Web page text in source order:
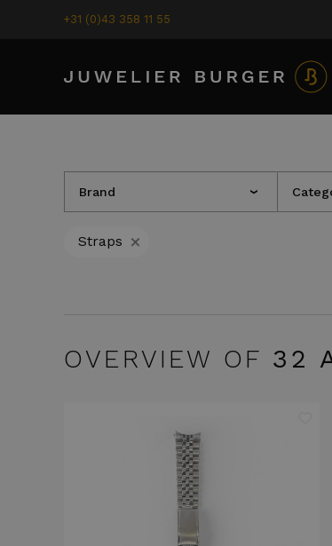
+31 (0)43 358 11 55
Brand ›
Straps +
OVERVIEW OF 32